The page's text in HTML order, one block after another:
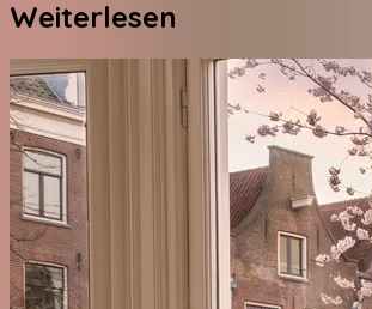
Weiterlesen